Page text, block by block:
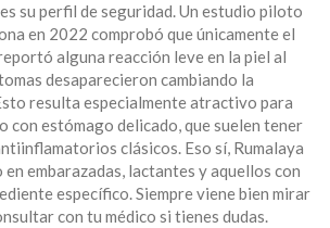
su perfil de seguridad. Un estudio piloto
en 2022 comprobó que únicamente el
alguna reacción leve en la piel al
desaparecieron cambiando la
resulta especialmente atractivo para
con estómago delicado, que suelen tener
clásicos. Eso sí, Rumalaya
embarazadas, lactantes y aquellos con
específico. Siempre viene bien mirar
con tu médico si tienes dudas.